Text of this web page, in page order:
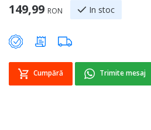
149,99 RON In stoc
Cumpără Trimite mesaj